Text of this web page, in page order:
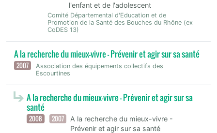
l'enfant et de l'adolescent
Comité Départemental d'Education et de
Promotion de la Santé des Bouches du Rhône (ex
CoDES 13)
A la recherche du mieux-vivre - Prévenir et agir sur sa santé
2007
Association des équipements collectifs des
Escourtines
A la recherche du mieux-vivre - Prévenir et agir sur sa
santé
2008 2007
A la recherche du mieux-vivre -
Prévenir et agir sur sa santé